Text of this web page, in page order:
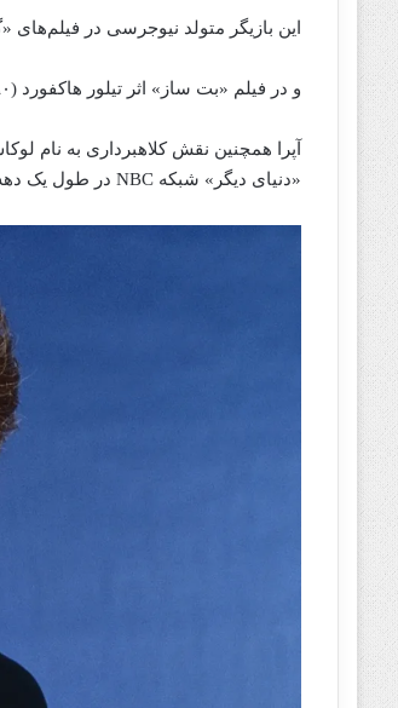
این بازیگر متولد نیوجرسی در فیلم‌های «گرمای قفس» (۱۹۷۴)، «مامان دیوانه» (۱۹۷۵)
و در فیلم «بت ساز» اثر تیلور هاکفورد (۱۹۸۰) و «نیویورک سیتی» (۱۹۹۱) ساخته ماریو ون پیبلز نیز ظاهر شده است.
آپرا همچنین نقش کلاهبرداری به نام
«دنیای دیگر» شبکه NBC در طول یک دهه (۹۸-۱۹۸۹) بازی کرد.